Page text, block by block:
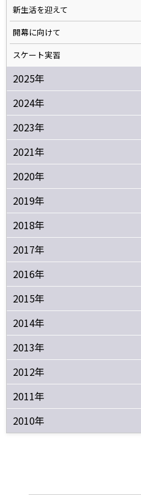
新生活を迎えて
開幕に向けて
スケート実習
2025年
2024年
2023年
2021年
2020年
2019年
2018年
2017年
2016年
2015年
2014年
2013年
2012年
2011年
2010年